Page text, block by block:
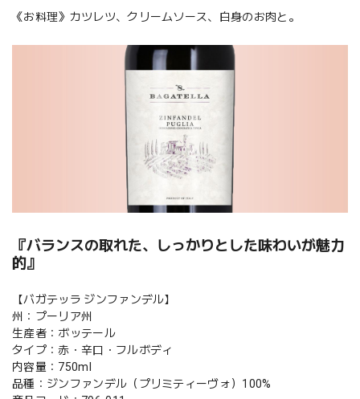
《お料理》カツレツ、クリームソース、白身のお肉と。
『バランスの取れた、しっかりとした味わいが魅力
的』
【バガテッラ ジンファンデル】
州：プーリア州
生産者：ボッテール
タイプ：赤・辛口・フルボディ
内容量：750ml
品種：ジンファンデル（プリミティーヴォ）100%